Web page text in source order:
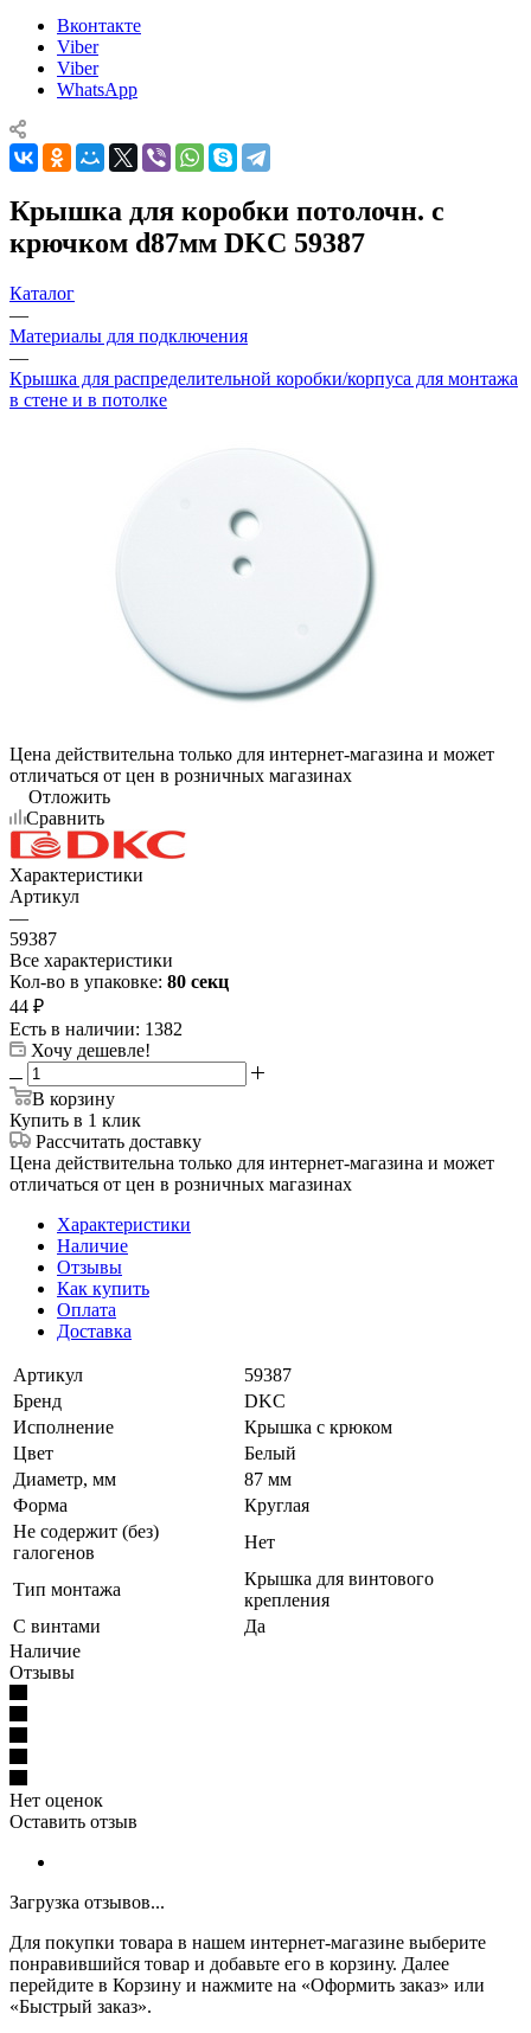
Вконтакте
Viber
Viber
WhatsApp
Крышка для коробки потолочн. с
крючком d87мм DKC 59387
Каталог
—
Материалы для подключения
—
Крышка для распределительной коробки/корпуса для монтажа
в стене и в потолке
Цена действительна только для интернет-магазина и может
отличаться от цен в розничных магазинах
Отложить
Сравнить
Характеристики
Артикул
—
59387
Все характеристики
Кол-во в упаковке: 80 секц
44 ₽
Есть в наличии: 1382
Хочу дешевле!
В корзину
Купить в 1 клик
Рассчитать доставку
Цена действительна только для интернет-магазина и может
отличаться от цен в розничных магазинах
Характеристики
Наличие
Отзывы
Как купить
Оплата
Доставка
Артикул
59387
Бренд
DKC
Исполнение
Крышка с крюком
Цвет
Белый
Диаметр, мм
87 мм
Форма
Круглая
Не содержит (без)
галогенов
Нет
Тип монтажа
Крышка для винтового
крепления
С винтами
Да
Наличие
Отзывы
Нет оценок
Оставить отзыв
Загрузка отзывов...
Для покупки товара в нашем интернет-магазине выберите
понравившийся товар и добавьте его в корзину. Далее
перейдите в Корзину и нажмите на «Оформить заказ» или
«Быстрый заказ».